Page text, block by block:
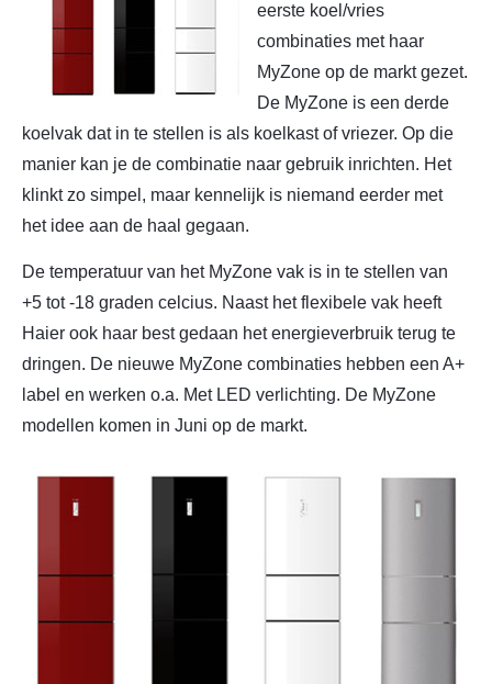
eerste koel/vries
combinaties met haar
MyZone op de markt gezet.
De MyZone is een derde
koelvak dat in te stellen is als koelkast of vriezer. Op die
manier kan je de combinatie naar gebruik inrichten. Het
klinkt zo simpel, maar kennelijk is niemand eerder met
het idee aan de haal gegaan.
De temperatuur van het MyZone vak is in te stellen van
+5 tot -18 graden celcius. Naast het flexibele vak heeft
Haier ook haar best gedaan het energieverbruik terug te
dringen. De nieuwe MyZone combinaties hebben een A+
label en werken o.a. Met LED verlichting. De MyZone
modellen komen in Juni op de markt.